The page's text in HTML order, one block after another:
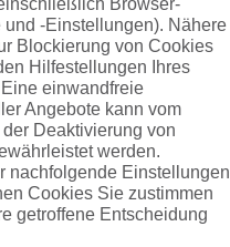
Browser-
und -Einstellungen). Nähere
Blockierung von Cookies
Hilfestellungen Ihres
einwandfreie
Angebote kann vom
Deaktivierung von
werden.
nachfolgende Einstellungen
Cookies Sie zustimmen
getroffene Entscheidung